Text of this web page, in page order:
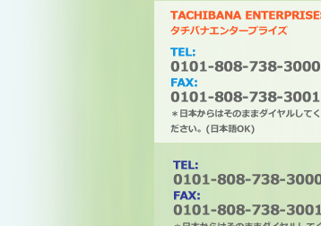
タチバナエンタープライズ